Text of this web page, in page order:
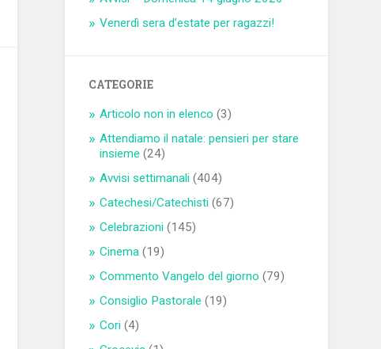
Venerdì sera d’estate per ragazzi!
CATEGORIE
Articolo non in elenco (3)
Attendiamo il natale: pensieri per stare
insieme (24)
Avvisi settimanali (404)
Catechesi/Catechisti (67)
Celebrazioni (145)
Cinema (19)
Commento Vangelo del giorno (79)
Consiglio Pastorale (19)
Cori (4)